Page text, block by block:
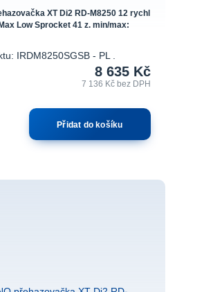
XT Di2 RD-M8250 12 rychl
Low Sprocket 41 z. min/max:
IRDM8250SGSB - PL .
8 635 Kč
7 136 Kč bez DPH
Přidat do košíku